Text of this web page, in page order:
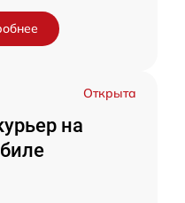
Открыта
на